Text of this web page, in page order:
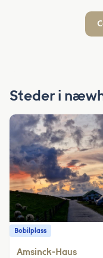
Steder i
Bobilplass
Amsinck-Haus